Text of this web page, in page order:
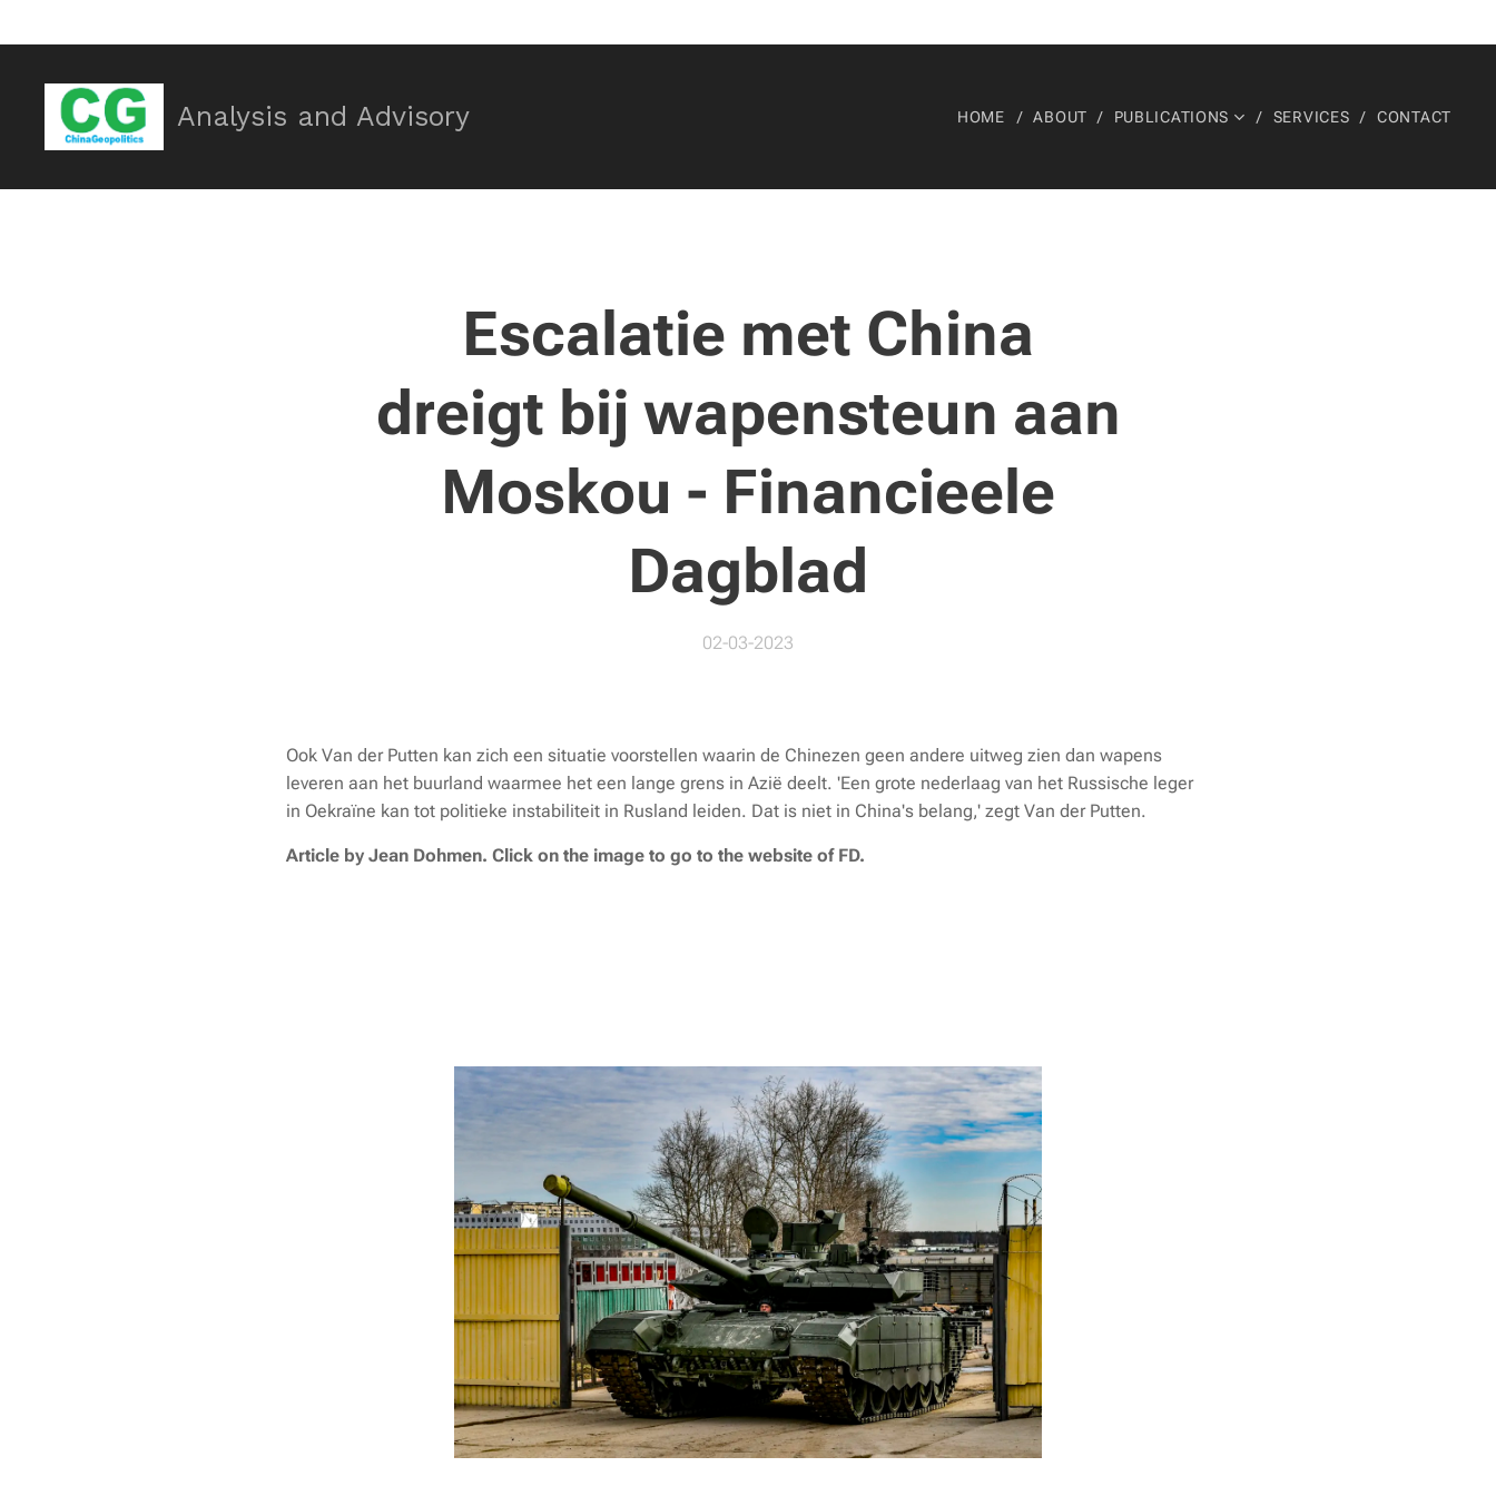
Analysis and Advisory HOME ABOUT PUBLICATIONS SERVICES CONTACT
Escalatie met China
dreigt bij wapensteun aan
Moskou - Financieele
Dagblad
02-03-2023
Ook Van der Putten kan zich een situatie voorstellen waarin de Chinezen geen andere uitweg zien dan wapens
leveren aan het buurland waarmee het een lange grens in Azië deelt. 'Een grote nederlaag van het Russische leger
in Oekraïne kan tot politieke instabiliteit in Rusland leiden. Dat is niet in China's belang,' zegt Van der Putten.
Article by Jean Dohmen. Click on the image to go to the website of FD.